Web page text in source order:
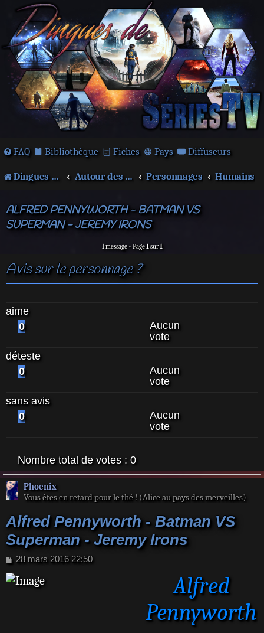
FAQ Bibliothèque Fiches Pays Diffuseurs
Dingues de séries télé ! Autour des films et séries Personnages Humains
ALFRED PENNYWORTH - BATMAN VS
SUPERMAN - JEREMY IRONS
1 message • Page1sur1
Avis sur le personnage ?
aime
0
Aucun
vote
déteste
0
Aucun
vote
sans avis
0
Aucun
vote
Nombre total de votes : 0
Phoenix
Vous êtes en retard pour le thé ! (Alice au pays des merveilles)
Alfred Pennyworth - Batman VS
Superman - Jeremy Irons
M
s
28 mars 2016 22:50
Alfred
Pennyworth